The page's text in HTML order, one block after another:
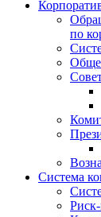
по
Система